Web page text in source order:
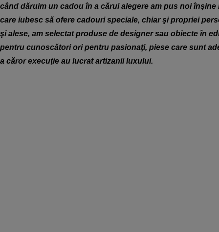
când dăruim un cadou în a cărui alegere am pus noi înşine
care iubesc să ofere cadouri speciale, chiar şi propriei
şi alese, am selectat produse de designer sau obiecte în
pentru cunoscători ori pentru pasionaţi, piese care sunt
a căror execuţie au lucrat artizanii luxului.